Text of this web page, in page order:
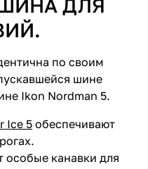
ДЛЯ
по своим
шине
Ikon Nordman 5.
Ice 5обеспечивают
канавки для